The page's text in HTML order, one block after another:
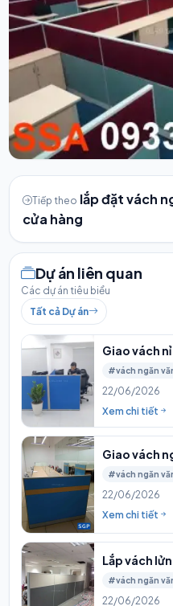
Tiếp theo lắp đặt vách
cửa hàng
Dự án liên quan
Các dự án tiêu biểu
Tất cả Dự án
Giao vách nỉ
#vách ngăn
22/06/2026
Xem chi tiết
Giao vách
#vách ngăn
22/06/2026
Xem chi tiết
Lắp vách
#vách ngăn
22/06/2026